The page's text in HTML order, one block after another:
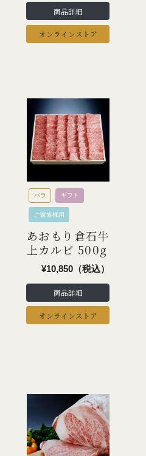
商品詳細
オンラインストア
バラ ギフト
ご家族様用
あおもり倉石牛
上カルビ 500g
¥10,850（税込）
商品詳細
オンラインストア